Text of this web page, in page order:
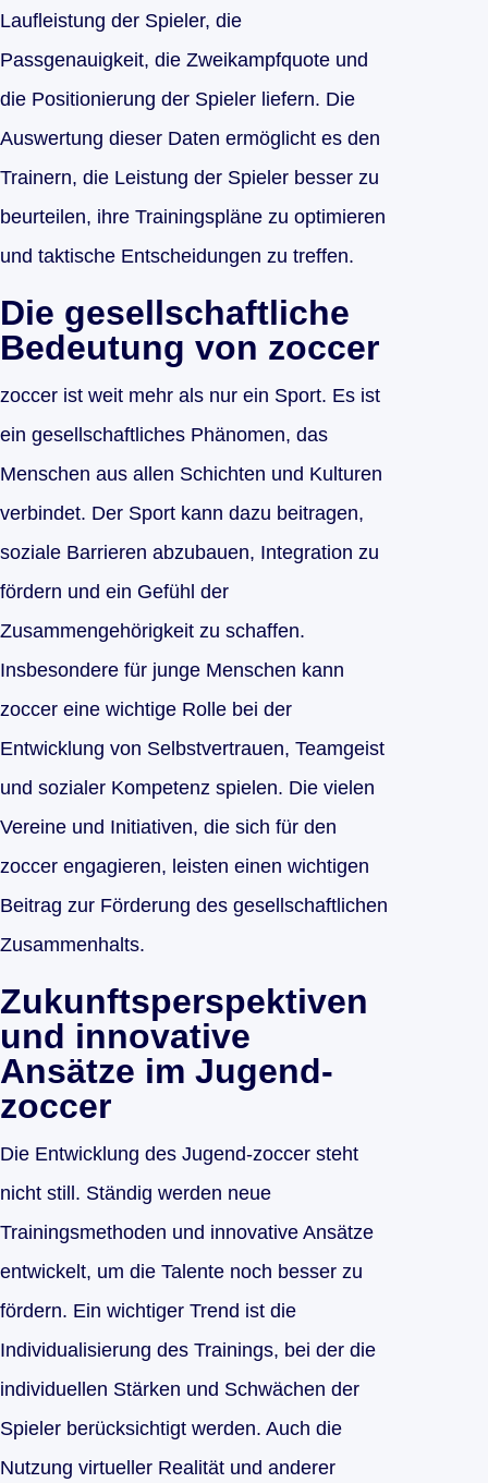
Laufleistung der Spieler, die
Passgenauigkeit, die Zweikampfquote und
die Positionierung der Spieler liefern. Die
Auswertung dieser Daten ermöglicht es den
Trainern, die Leistung der Spieler besser zu
beurteilen, ihre Trainingspläne zu optimieren
und taktische Entscheidungen zu treffen.
Die gesellschaftliche
Bedeutung von zoccer
zoccer ist weit mehr als nur ein Sport. Es ist
ein gesellschaftliches Phänomen, das
Menschen aus allen Schichten und Kulturen
verbindet. Der Sport kann dazu beitragen,
soziale Barrieren abzubauen, Integration zu
fördern und ein Gefühl der
Zusammengehörigkeit zu schaffen.
Insbesondere für junge Menschen kann
zoccer eine wichtige Rolle bei der
Entwicklung von Selbstvertrauen, Teamgeist
und sozialer Kompetenz spielen. Die vielen
Vereine und Initiativen, die sich für den
zoccer engagieren, leisten einen wichtigen
Beitrag zur Förderung des gesellschaftlichen
Zusammenhalts.
Zukunftsperspektiven
und innovative
Ansätze im Jugend-
zoccer
Die Entwicklung des Jugend-zoccer steht
nicht still. Ständig werden neue
Trainingsmethoden und innovative Ansätze
entwickelt, um die Talente noch besser zu
fördern. Ein wichtiger Trend ist die
Individualisierung des Trainings, bei der die
individuellen Stärken und Schwächen der
Spieler berücksichtigt werden. Auch die
Nutzung virtueller Realität und anderer